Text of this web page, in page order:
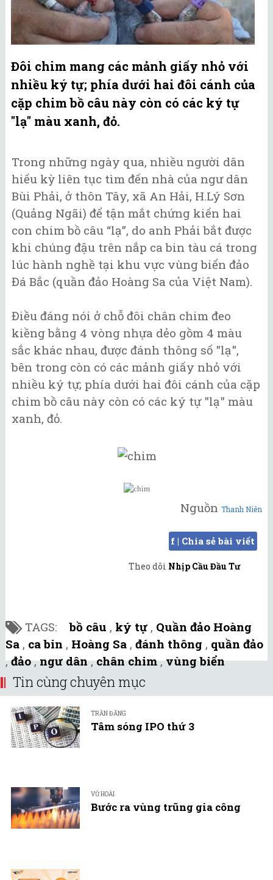
Đôi chim mang các mảnh giấy nhỏ với
nhiều ký tự; phía dưới hai đôi cánh của
cặp chim bồ câu này còn có các ký tự
"lạ" màu xanh, đỏ.
Trong những ngày qua, nhiều người dân
hiếu kỳ liên tục tìm đến nhà của ngư dân
Bùi Phải, ở thôn Tây, xã An Hải, H.Lý Sơn
(Quảng Ngãi) để tận mắt chứng kiến hai
con chim bồ câu “lạ”, do anh Phải bắt được
khi chúng đậu trên nắp ca bin tàu cá trong
lúc hành nghề tại khu vực vùng biển đảo
Đá Bắc (quần đảo Hoàng Sa của Việt Nam).
Điều đáng nói ở chỗ đôi chân chim đeo
kiềng bằng 4 vòng nhựa dẻo gồm 4 màu
sắc khác nhau, được đánh thông số "lạ",
bên trong còn có các mảnh giấy nhỏ với
nhiều ký tự; phía dưới hai đôi cánh của cặp
chim bồ câu này còn có các ký tự "lạ" màu
xanh, đỏ.
Nguồn Thanh Niên
f | Chia sẻ bài viết
Theo dõi Nhịp Cầu Đầu Tư
TAGS:bồ câu , ký tự , Quần đảo Hoàng
Sa , ca bin , Hoàng Sa , đánh thông , quần đảo
,đảo,ngư dân,chân chim,vùng biển
Tin cùng chuyên mục
TRẦN ĐĂNG
Tâm sóng IPO thứ 3
VŨ HOÀI
Bước ra vùng trũng gia công